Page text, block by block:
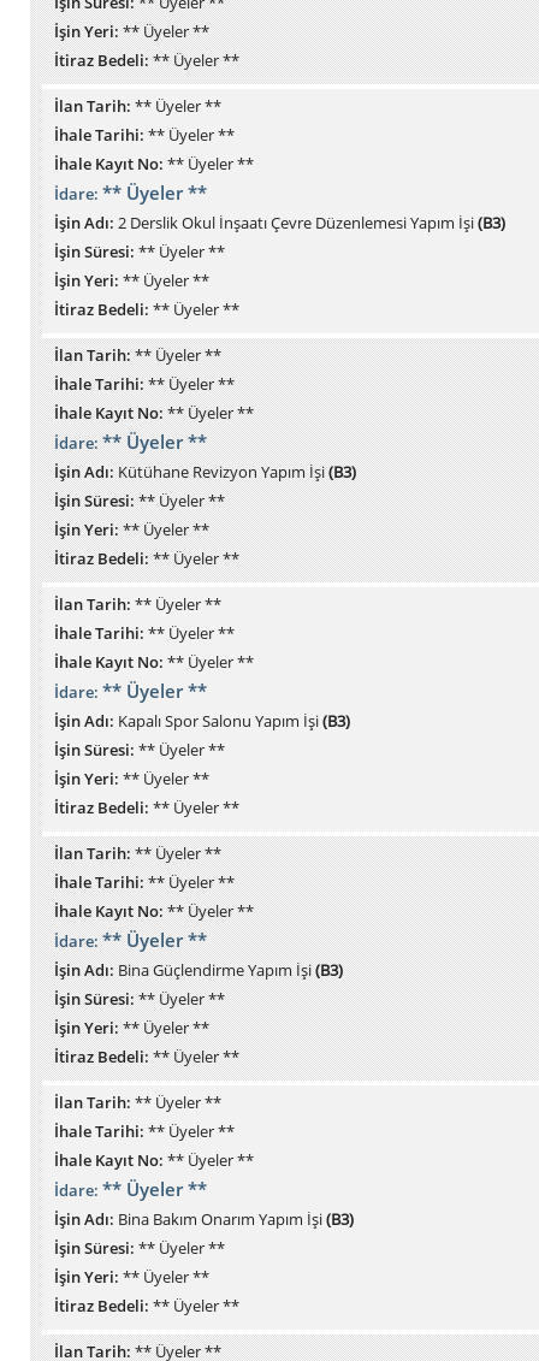
İşin Yeri:** Üyeler **
İtiraz Bedeli:** Üyeler **
İlan Tarih: ** Üyeler **
İhale Tarihi: ** Üyeler **
İhale Kayıt No: ** Üyeler **
İdare: ** Üyeler **
İşin Adı: 2 Derslik Okul İnşaatı Çevre Düzenlemesi Yapım İşi(B3)
İşin Süresi: ** Üyeler **
İşin Yeri: ** Üyeler **
İtiraz Bedeli: ** Üyeler **
İlan Tarih:** Üyeler **
İhale Tarihi:** Üyeler **
İhale Kayıt No:** Üyeler **
İdare:** Üyeler **
İşin Adı:Kütühane Revizyon Yapım İşi(B3)
İşin Süresi:** Üyeler **
İşin Yeri:** Üyeler **
İtiraz Bedeli:** Üyeler **
İlan Tarih: ** Üyeler **
İhale Tarihi: ** Üyeler **
İhale Kayıt No: ** Üyeler **
İdare: ** Üyeler **
İşin Adı: Kapalı Spor Salonu Yapım İşi(B3)
İşin Süresi: ** Üyeler **
İşin Yeri: ** Üyeler **
İtiraz Bedeli: ** Üyeler **
İlan Tarih:** Üyeler **
İhale Tarihi:** Üyeler **
İhale Kayıt No:** Üyeler **
İdare:** Üyeler **
İşin Adı:Bina Güçlendirme Yapım İşi(B3)
İşin Süresi:** Üyeler **
İşin Yeri:** Üyeler **
İtiraz Bedeli:** Üyeler **
İlan Tarih: ** Üyeler **
İhale Tarihi: ** Üyeler **
İhale Kayıt No: ** Üyeler **
İdare: ** Üyeler **
İşin Adı: Bina Bakım Onarım Yapım İşi(B3)
İşin Süresi: ** Üyeler **
İşin Yeri: ** Üyeler **
İtiraz Bedeli: ** Üyeler **
İlan Tarih:** Üyeler **